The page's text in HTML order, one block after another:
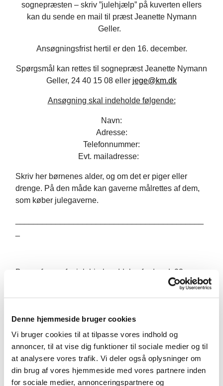
Denne hjemmeside bruger cookies
Vi bruger cookies til at tilpasse vores indhold og
annoncer, til at vise dig funktioner til sociale medier og til
at analysere vores trafik. Vi deler også oplysninger om
din brug af vores hjemmeside med vores partnere inden
for sociale medier, annonceringspartnere og
sognepræsten – skriv ”julehjælp” på kuverten ellers
kan du sende en mail til præst Jeanette Nymann
Geller.
Ansøgningsfrist hertil er den 16. december.
Spørgsmål kan rettes til sognepræst Jeanette Nymann
Geller, 24 40 15 08 eller jege@km.dk
Ansøgning skal indeholde følgende:
Navn:
Adresse:
Telefonnummer:
Evt. mailadresse:
Skriv her børnenes alder, og om det er piger eller
drenge. På den måde kan gaverne målrettes af dem,
som køber julegaverne.
Begge former for julehjælp uddeles fredag d. 23.
__________________________________________
_______________________
Støtte til årets julehjælp i Asaa og Melholt
Til dig, der gerne vil give julehjælp til folk særligt